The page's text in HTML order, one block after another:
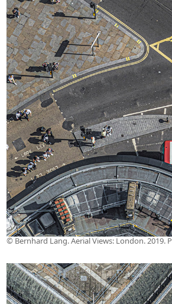
© Bernhard Lang. Aerial Views: London. 2019.